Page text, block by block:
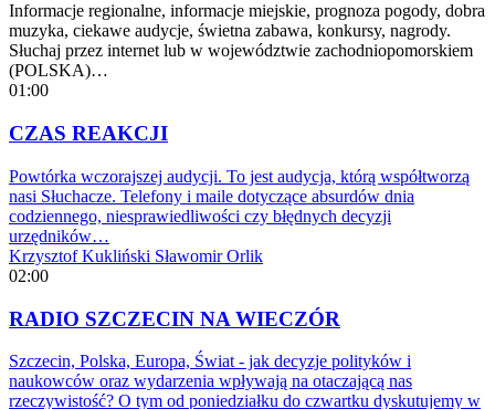
Informacje regionalne, informacje miejskie, prognoza pogody, dobra
muzyka, ciekawe audycje, świetna zabawa, konkursy, nagrody.
Słuchaj przez internet lub w województwie zachodniopomorskiem
(POLSKA)…
01:00
CZAS REAKCJI
Powtórka wczorajszej audycji. To jest audycja, którą współtworzą
nasi Słuchacze. Telefony i maile dotyczące absurdów dnia
codziennego, niesprawiedliwości czy błędnych decyzji
urzędników…
Krzysztof Kukliński Sławomir Orlik
02:00
RADIO SZCZECIN NA WIECZÓR
Szczecin, Polska, Europa, Świat - jak decyzje polityków i
naukowców oraz wydarzenia wpływają na otaczającą nas
rzeczywistość? O tym od poniedziałku do czwartku dyskutujemy w